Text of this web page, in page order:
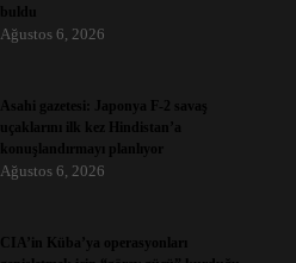
buldu
Ağustos 6, 2026
Asahi gazetesi: Japonya F-2 savaş
uçaklarını ilk kez Hindistan’a
konuşlandırmayı planlıyor
Ağustos 6, 2026
CIA’in Küba’ya operasyonları